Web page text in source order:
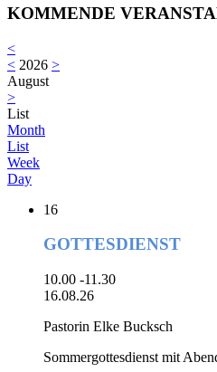
KOMMENDE
<
< 2026 >
August
>
List
Month
List
Week
Day
16
GOTTESDIENST
10.00 -11.30
16.08.26
Pastorin Elke Bucksch
Sommergottesdienst mit